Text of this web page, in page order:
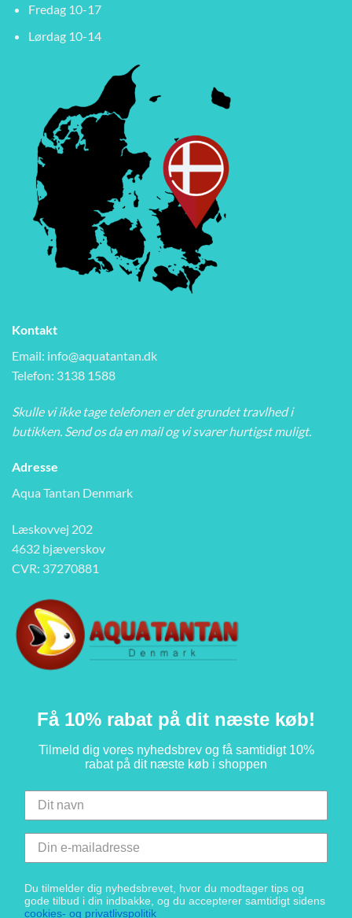
Fredag 10-17
Lørdag 10-14
Kontakt
Email: info@aquatantan.dk
Telefon: 3138 1588
Skulle vi ikke tage telefonen er det grundet travlhed i
butikken. Send os da en mail og vi svarer hurtigst muligt.
Adresse
Aqua Tantan Denmark
Læskovvej 202
4632 bjæverskov
CVR: 37270881
Få 10% rabat på dit næste køb!
Tilmeld dig vores nyhedsbrev og få samtidigt 10%
rabat på dit næste køb i shoppen
Du tilmelder dig nyhedsbrevet, hvor du modtager tips og
gode tilbud i din indbakke, og du accepterer samtidigt sidens
cookies- og privatlivspolitik